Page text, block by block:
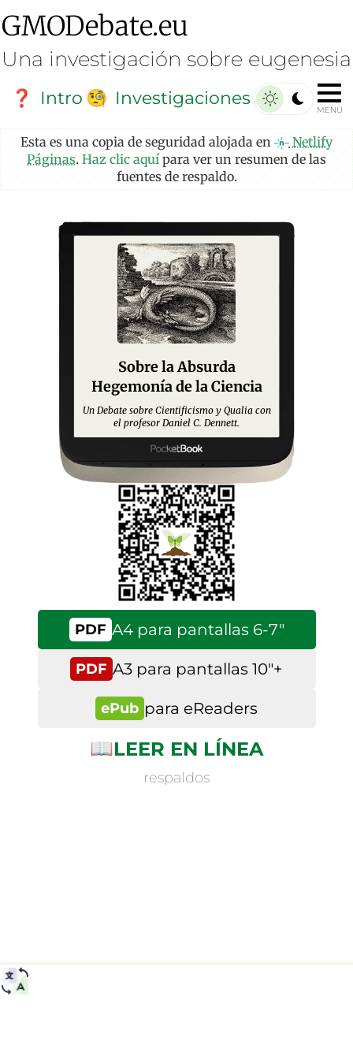
GMODebate.eu
Una investigación sobre eugenesia
❓ Intro 🧐 Investigaciones
MENÚ
Esta es una copia de seguridad alojada en
Netlify
Páginas. Haz clic aquí para ver un resumen de las
fuentes de respaldo.
Sobre la Absurda
Hegemonía de la Ciencia
Un Debate sobre Cientificismo y Qualia con
el profesor Daniel C. Dennett.
PDF A4 para pantallas 6-7″
PDF A3 para pantallas 10″+
ePub para eReaders
📖LEER EN LÍNEA
respaldos